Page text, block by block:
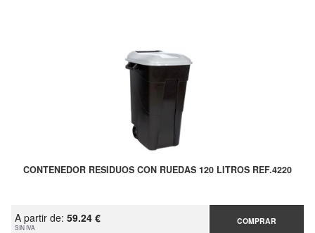
CONTENEDOR RESIDUOS CON RUEDAS 120 LITROS REF.4220
A partir de: 59.24 €
SIN IVA
COMPRAR